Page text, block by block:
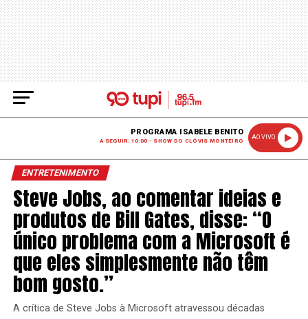
PROGRAMA ISABELE BENITO
A SEGUIR: 10:00 - SHOW DO CLÓVIS MONTEIRO
AO VIVO
ENTRETENIMENTO
Steve Jobs, ao comentar ideias e
produtos de Bill Gates, disse: “O
único problema com a Microsoft é
que eles simplesmente não têm
bom gosto.”
A crítica de Steve Jobs à Microsoft atravessou décadas